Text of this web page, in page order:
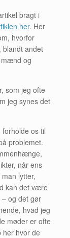
bragt i
her. Her
hvorfor
blandt andet
mænd og
som jeg ofte
jeg synes det
os til
problemet.
når ens
lytter,
kan det være
– og det gør
hvad jeg
møder er ofte
her hvor de